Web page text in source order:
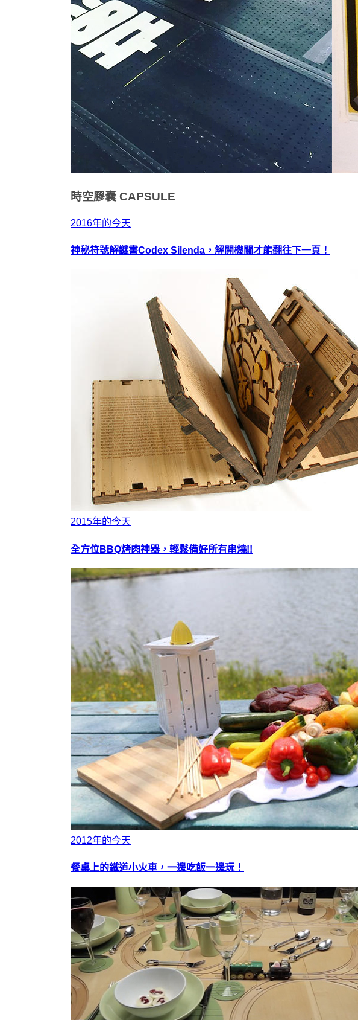
時空膠囊 CAPSULE
2016年的今天
神秘符號解謎書Codex Silenda，解開機關才能翻往下一頁！
2015年的今天
全方位BBQ烤肉神器，輕鬆備好所有串燒!!
2012年的今天
餐桌上的鐵道小火車，一邊吃飯一邊玩！